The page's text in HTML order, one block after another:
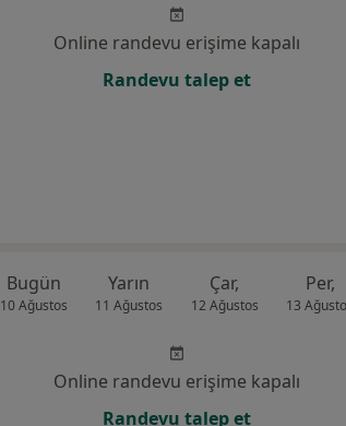
Online randevu erişime kapalı
Randevu talep et
Bugün
10 Ağustos
Yarın
11 Ağustos
Çar,
12 Ağustos
Per,
13
Online randevu erişime kapalı
Randevu talep et